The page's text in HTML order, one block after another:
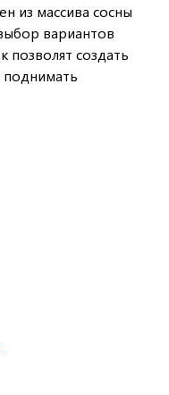
из массива сосны
вариантов
позволят создать
поднимать